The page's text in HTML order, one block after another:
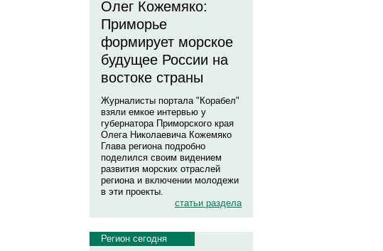
Олег Кожемяко:
Приморье
формирует морское
будущее России на
востоке страны
Журналисты портала "Корабел"
взяли емкое интервью у
губернатора Приморского края
Олега Николаевича Кожемяко
Глава региона подробно
поделился своим видением
развития морских отраслей
региона и включении молодежи
в эти проекты.
статьи раздела
Регион сегодня